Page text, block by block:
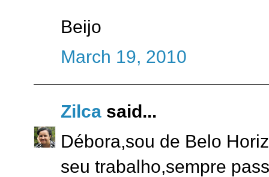
Beijo
March 19, 2010
Zilca said...
Débora,sou de Belo
seu trabalho,sempre